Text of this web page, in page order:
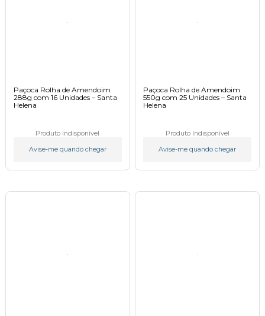
Paçoca Rolha de Amendoim
288g com 16 Unidades – Santa
Helena
Produto Indisponível
Avise-me quando chegar
Paçoca Rolha de Amendoim
550g com 25 Unidades – Santa
Helena
Produto Indisponível
Avise-me quando chegar